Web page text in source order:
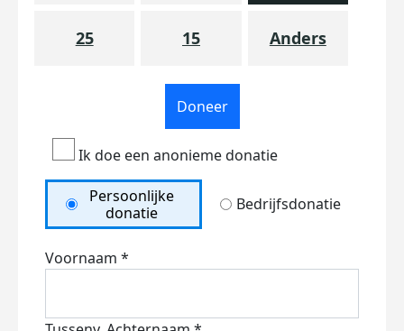
25 15 Anders
Doneer
Ik doe een anonieme donatie
Persoonlijke
donatie
Bedrijfsdonatie
Voornaam *